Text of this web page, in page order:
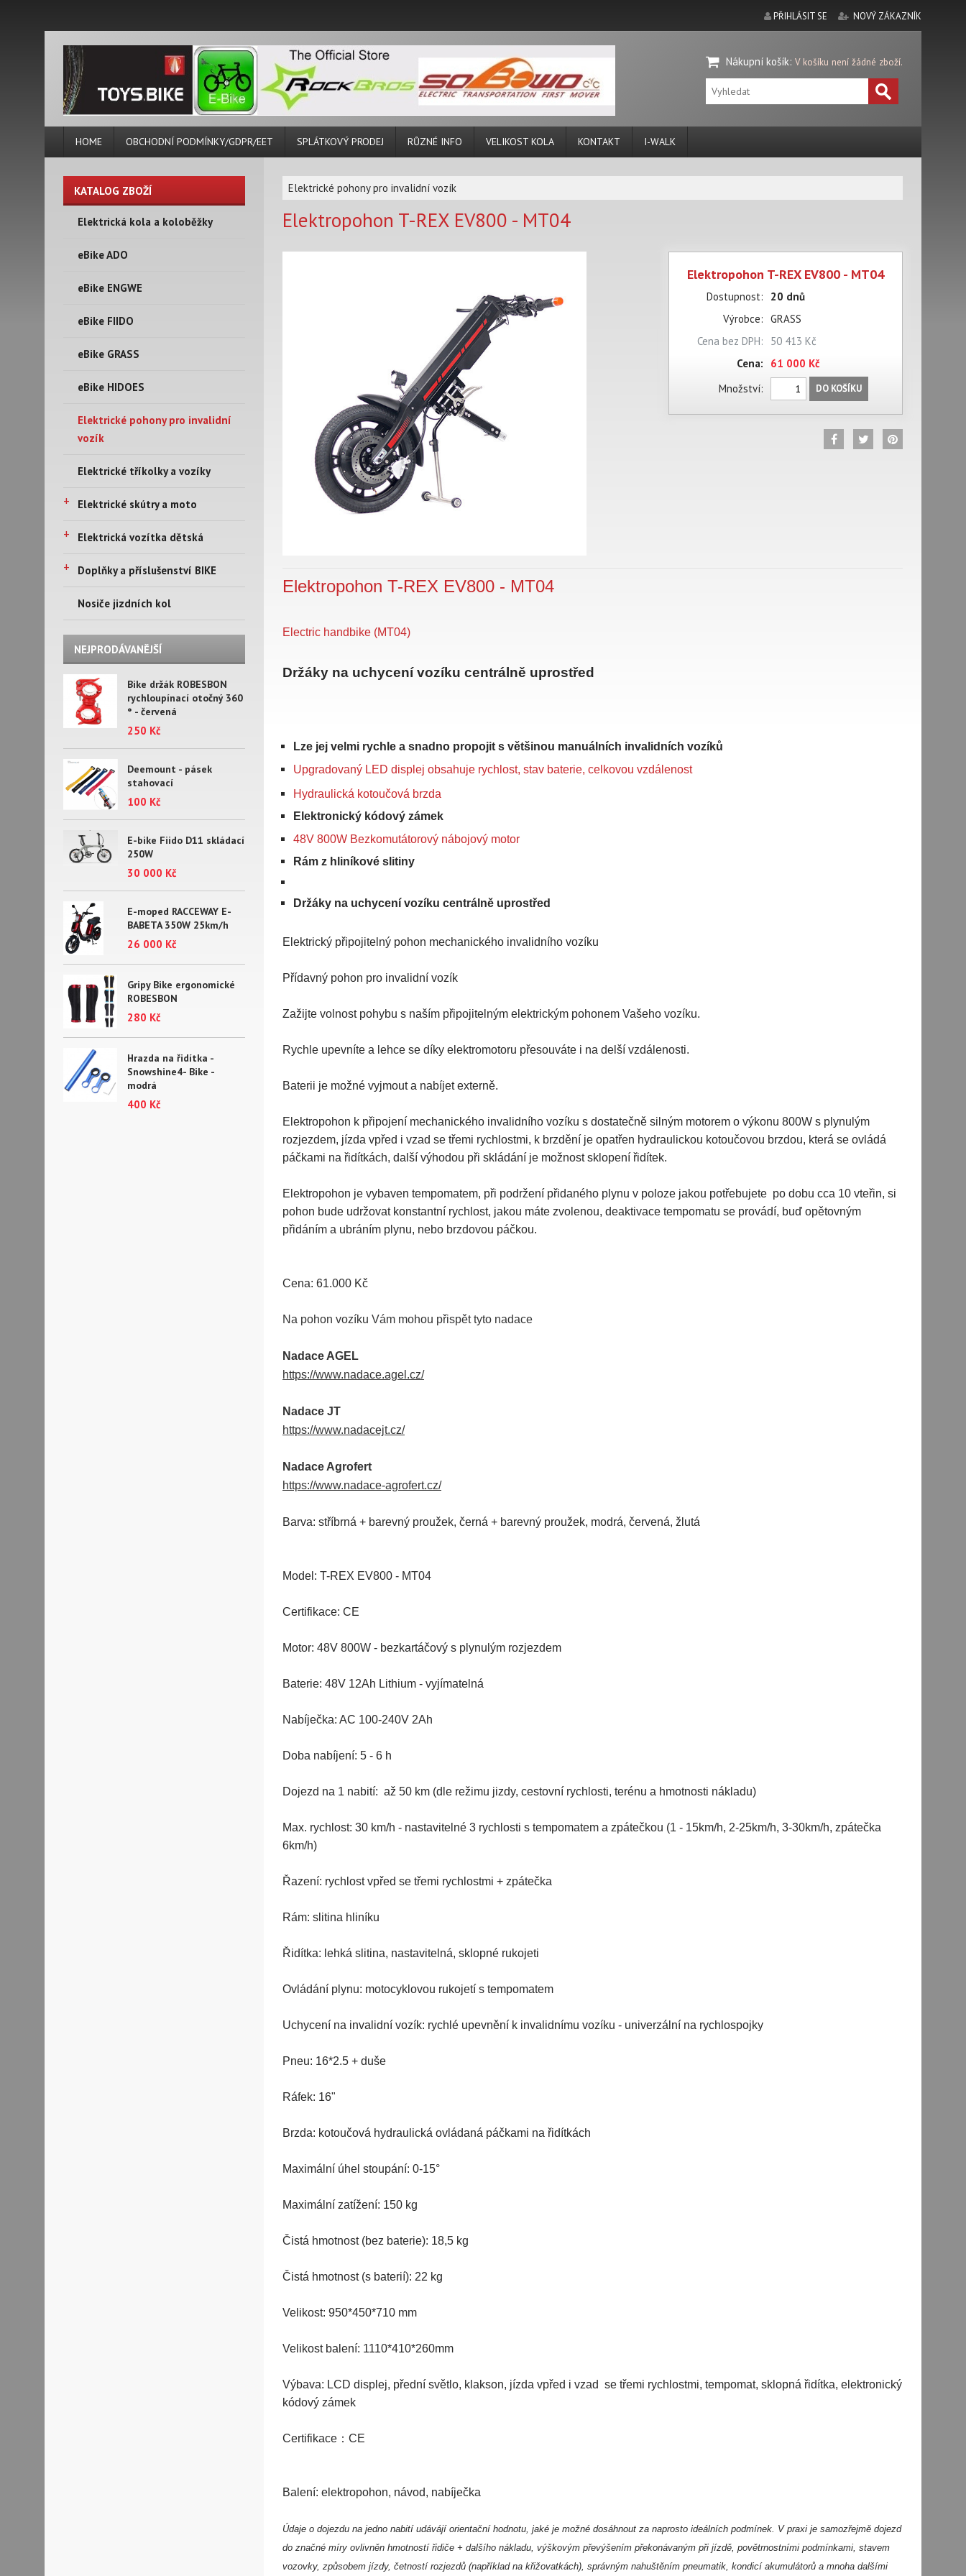
PŘIHLÁSIT SE NOVÝ ZÁKAZNÍK
Nákupní košík: V košíku není žádné zboží.
HOME OBCHODNÍ PODMÍNKY/GDPR/EET SPLÁTKOVÝ PRODEJ RŮZNÉ INFO VELIKOST KOLA KONTAKT I-WALK
KATALOG ZBOŽÍ
Elektrická kola a koloběžky
eBike ADO
eBike ENGWE
eBike FIIDO
eBike GRASS
eBike HIDOES
Elektrické pohony pro invalidní
vozík
Elektrické tříkolky a vozíky
+ Elektrické skútry a moto
+ Elektrická vozítka dětská
+ Doplňky a příslušenství BIKE
Nosiče jizdních kol
NEJPRODÁVANĚJŠÍ
Bike držák ROBESBON
rychloupínací otočný 360
° - červená
250 Kč
Deemount - pásek
stahovací
100 Kč
E-bike Fiido D11 skládací
250W
30 000 Kč
E-moped RACCEWAY E-
BABETA 350W 25km/h
26 000 Kč
Gripy Bike ergonomické
ROBESBON
280 Kč
Hrazda na řidítka -
Snowshine4- Bike -
modrá
400 Kč
Elektrické pohony pro invalidní vozík
Elektropohon T-REX EV800 - MT04
Elektropohon T-REX EV800 - MT04
Dostupnost:
20 dnů
Výrobce: GRASS
Cena bez DPH:
50 413 Kč
Cena:
61 000 Kč
Množství:
DO KOŠÍKU
Elektropohon T-REX EV800 - MT04
Electric handbike (MT04)
Držáky na uchycení vozíku centrálně uprostřed
Lze jej velmi rychle a snadno propojit s většinou manuálních invalidních vozíků
Upgradovaný LED displej obsahuje rychlost, stav baterie, celkovou vzdálenost
Hydraulická kotoučová brzda
Elektronický kódový zámek
48V 800W Bezkomutátorový nábojový motor
Rám z hliníkové slitiny
Držáky na uchycení vozíku centrálně uprostřed
Elektrický připojitelný pohon mechanického invalidního vozíku
Přídavný pohon pro invalidní vozík
Zažijte volnost pohybu s naším připojitelným elektrickým pohonem Vašeho vozíku.
Rychle upevníte a lehce se díky elektromotoru přesouváte i na delší vzdálenosti.
Baterii je možné vyjmout a nabíjet externě.
Elektropohon k připojení mechanického invalidního vozíku s dostatečně silným motorem o výkonu 800W s plynulým
rozjezdem, jízda vpřed i vzad se třemi rychlostmi, k brzdění je opatřen hydraulickou kotoučovou brzdou, která se ovládá
páčkami na řidítkách, další výhodou při skládání je možnost sklopení řidítek.
Elektropohon je vybaven tempomatem, při podržení přidaného plynu v poloze jakou potřebujete po dobu cca 10 vteřin, si
pohon bude udržovat konstantní rychlost, jakou máte zvolenou, deaktivace tempomatu se provádí, buď opětovným
přidáním a ubráním plynu, nebo brzdovou páčkou.
Cena: 61.000 Kč
Na pohon vozíku Vám mohou přispět tyto nadace
Nadace AGEL
https://www.nadace.agel.cz/
Nadace JT
https://www.nadacejt.cz/
Nadace Agrofert
https://www.nadace-agrofert.cz/
Barva: stříbrná + barevný proužek, černá + barevný proužek, modrá, červená, žlutá
Model: T-REX EV800 - MT04
Certifikace: CE
Motor: 48V 800W - bezkartáčový s plynulým rozjezdem
Baterie: 48V 12Ah Lithium - vyjímatelná
Nabíječka: AC 100-240V 2Ah
Doba nabíjení: 5 - 6 h
Dojezd na 1 nabití: až 50 km (dle režimu jizdy, cestovní rychlosti, terénu a hmotnosti nákladu)
Max. rychlost: 30 km/h - nastavitelné 3 rychlosti s tempomatem a zpátečkou (1 - 15km/h, 2-25km/h, 3-30km/h, zpátečka
6km/h)
Řazení: rychlost vpřed se třemi rychlostmi + zpátečka
Rám: slitina hliníku
Řidítka: lehká slitina, nastavitelná, sklopné rukojeti
Ovládání plynu: motocyklovou rukojetí s tempomatem
Uchycení na invalidní vozík: rychlé upevnění k invalidnímu vozíku - univerzální na rychlospojky
Pneu: 16*2.5 + duše
Ráfek: 16"
Brzda: kotoučová hydraulická ovládaná páčkami na řidítkách
Maximální úhel stoupání: 0-15°
Maximální zatížení: 150 kg
Čistá hmotnost (bez baterie): 18,5 kg
Čistá hmotnost (s baterií): 22 kg
Velikost: 950*450*710 mm
Velikost balení: 1110*410*260mm
Výbava: LCD displej, přední světlo, klakson, jízda vpřed i vzad se třemi rychlostmi, tempomat, sklopná řidítka, elektronický
kódový zámek
Certifikace：CE
Balení: elektropohon, návod, nabíječka
Údaje o dojezdu na jedno nabití udávájí orientační hodnotu, jaké je možné dosáhnout za naprosto ideálních podmínek. V praxi je samozřejmě dojezd
do značné míry ovlivněn hmotností řidiče + dalšího nákladu, výškovým převýšením překonávaným při jízdě, povětrnostními podmínkami, stavem
vozovky, způsobem jízdy, četností rozjezdů (například na křižovatkách), správným nahuštěním pneumatik, kondicí akumulátorů a mnoha dalšími